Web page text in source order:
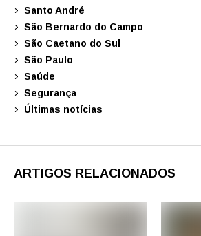
Santo André
São Bernardo do Campo
São Caetano do Sul
São Paulo
Saúde
Segurança
Últimas notícias
ARTIGOS RELACIONADOS